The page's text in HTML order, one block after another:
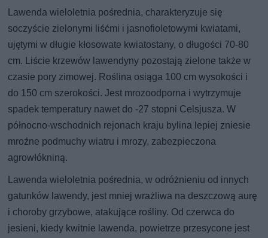
Lawenda wieloletnia pośrednia, charakteryzuje się
soczyście zielonymi liśćmi i jasnofioletowymi kwiatami,
ujętymi w długie kłosowate kwiatostany, o długości 70-80
cm. Liście krzewów lawendyny pozostają zielone także w
czasie pory zimowej. Roślina osiąga 100 cm wysokości i
do 150 cm szerokości. Jest mrozoodporna i wytrzymuje
spadek temperatury nawet do -27 stopni Celsjusza. W
północno-wschodnich rejonach kraju bylina lepiej zniesie
mroźne podmuchy wiatru i mrozy, zabezpieczona
agrowłókniną.
Lawenda wieloletnia pośrednia, w odróżnieniu od innych
gatunków lawendy, jest mniej wrażliwa na deszczową aurę
i choroby grzybowe, atakujące rośliny. Od czerwca do
jesieni, kiedy kwitnie lawenda, powietrze przesycone jest